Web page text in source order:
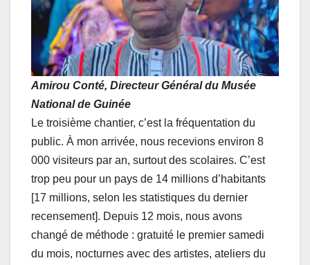
Amirou Conté, Directeur Général du Musée
National de Guinée
Le troisième chantier, c’est la fréquentation du
public. À mon arrivée, nous recevions environ 8
000 visiteurs par an, surtout des scolaires. C’est
trop peu pour un pays de 14 millions d’habitants
[17 millions, selon les statistiques du dernier
recensement]. Depuis 12 mois, nous avons
changé de méthode : gratuité le premier samedi
du mois, nocturnes avec des artistes, ateliers du